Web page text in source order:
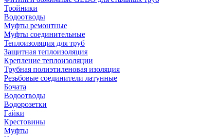
Тройники
Водоотводы
Муфты ремонтные
Муфты соединительные
Теплоизоляция для труб
Защитная теплоизоляция
Крепление теплоизоляции
Трубная полиэтиленовая изоляция
Резьбовые соединители латунные
Бочата
Водоотводы
Водорозетки
Гайки
Крестовины
Муфты